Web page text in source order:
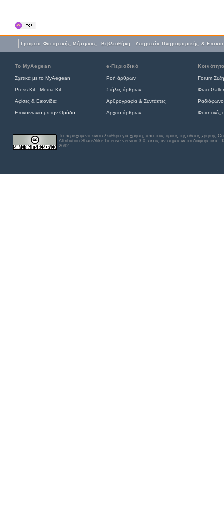
Γραφείο Φοιτητικής Μέριμνας Βιβλιοθήκη Yπηρεσία Πληροφορικής &
Το MyAegean e-Περιοδικό
Σχετικά με το MyAegean Ροή άρθρων Forum
Press Kit - Media Kit Στήλες άρθρων
Αφίσες & Εικονίδια Αρθρογραφία & Συντάκτες Ραδιόφωνο
Επικοινωνία με την Ομάδα Αρχείο άρθρων
Το περιεχόμενο είναι ελεύθερο για χρήση, υπό τους όρους της άδειας χρήσης
Attribution-ShareAlike License version 3.0, εκτός αν σημειώνεται διαφορετικά.
2692